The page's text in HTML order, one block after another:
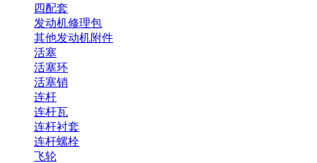
四配套
发动机修理包
其他发动机附件
活塞
活塞环
活塞销
连杆
连杆瓦
连杆衬套
连杆螺栓
飞轮